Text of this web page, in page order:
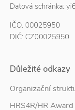
Datová schránka:
IČO: 00025950
DIČ: CZ00025950
Důležité odkazy
Organizační
HRS4R/HR Award